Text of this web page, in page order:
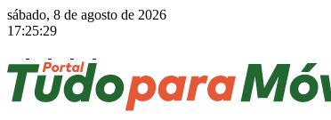
sábado, 8 de agosto de 2026
17:25:30